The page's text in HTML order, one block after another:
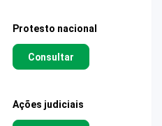
Protesto nacional
Consultar
Ações judiciais